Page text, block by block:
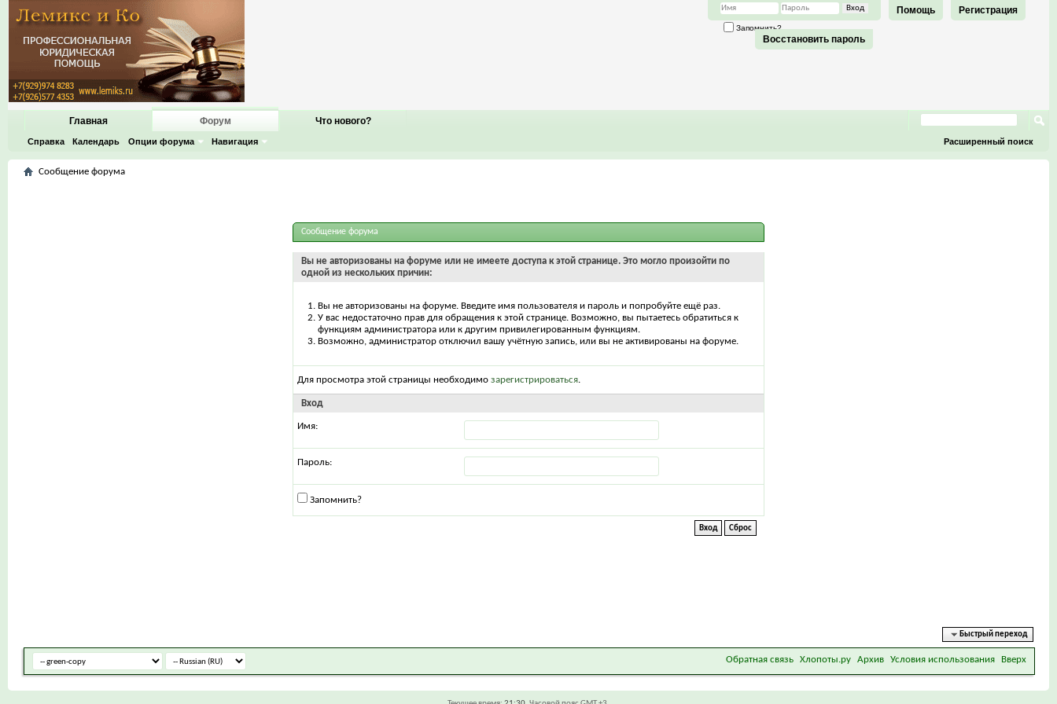
Регистрация
Помощь
Запомнить?
Восстановить пароль
Главная Форум
Справка Календарь Опции форума Навигация
Что нового?
Расширенный поиск
Сообщение форума
Сообщение форума
Вы не авторизованы на форуме или не имеете доступа к этой странице. Это могло произойти по
одной из нескольких причин:
Вы не авторизованы на форуме. Введите имя пользователя и пароль и попробуйте ещё раз.
У вас недостаточно прав для обращения к этой странице. Возможно, вы пытаетесь обратиться к
функциям администратора или к другим привилегированным функциям.
Возможно, администратор отключил вашу учётную запись, или вы не активированы на форуме.
Для просмотра этой страницы необходимо зарегистрироваться.
Вход
Имя:
Пароль:
Запомнить?
Быстрый переход
Обратная связь Хлопоты.ру Архив Условия использования Вверх